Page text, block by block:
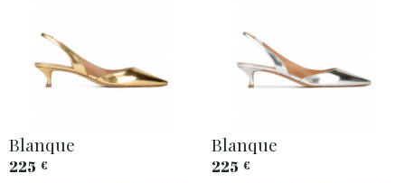
Blanque
225 €
Blanque
225 €